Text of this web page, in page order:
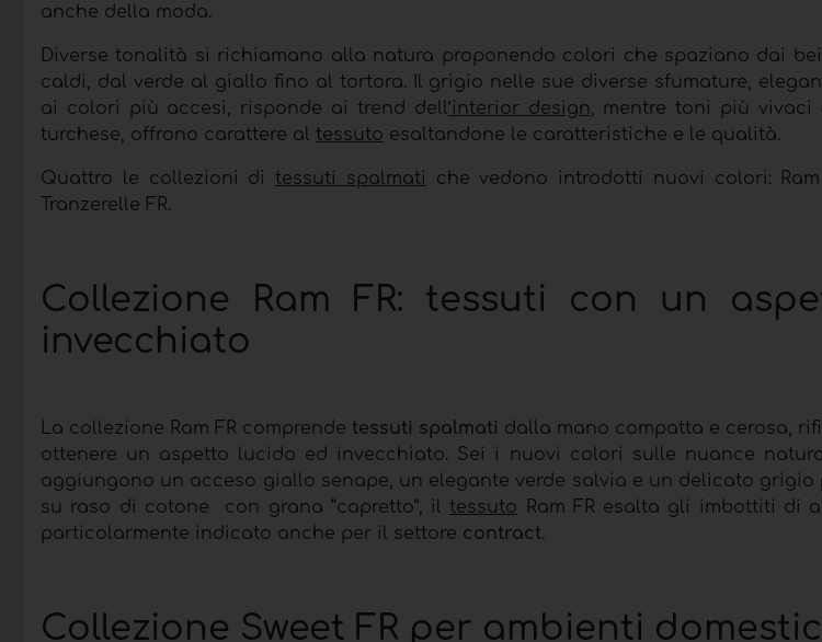
anche della moda.
Diverse tonalità si richiamano alla natura proponendo colori che spaziano dai
caldi, dal verde al giallo fino al tortora. Il grigio nelle sue diverse sfumature,
ai colori più accesi, risponde ai trend dell ’interior design , mentre toni più
turchese, offrono carattere al tessuto esaltandone le caratteristiche e le qualità.
Quattro le collezioni ditessuti spalmati
che vedono introdotti nuovi colori: Ram
Tranzerelle FR.
Collezione Ram FR: tessuti con un
invecchiato
La collezione Ram FR comprende tessuti spalmati dalla mano compatta e cerosa,
ottenere un aspetto lucido ed invecchiato. Sei i nuovi colori sulle nuance
aggiungono un acceso giallo senape, un elegante verde salvia e un delicato grigio
su raso di cotone con grana “capretto”, iltessuto Ram FR esalta gli imbottiti di
particolarmente indicato anche per il settore contract.
Collezione Sweet FR per ambienti